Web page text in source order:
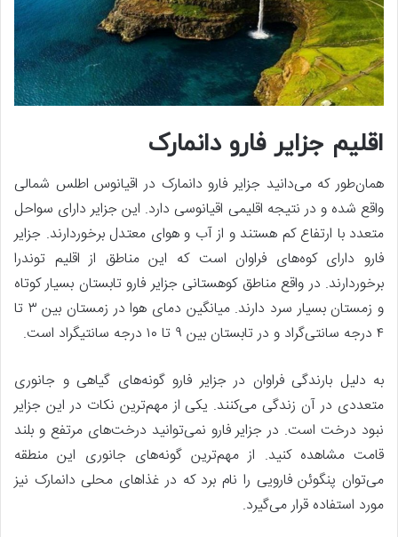
اقلیم جزایر فارو دانمارک
همان‌طور که می‌دانید جزایر فارو دانمارک در اقیانوس اطلس شمالی
واقع شده و در نتیجه اقلیمی اقیانوسی دارد. این جزایر دارای سواحل
متعدد با ارتفاع کم هستند و از آب و هوای معتدل برخوردارند. جزایر
فارو دارای کوه‌های فراوان است که این مناطق از اقلیم توندرا
برخوردارند. در واقع مناطق کوهستانی جزایر فارو تابستان بسیار کوتاه
و زمستان بسیار سرد دارند. میانگین دمای هوا در زمستان بین ۳ تا
۴ درجه سانتی‌گراد و در تابستان بین ۹ تا ۱۰ درجه سانتیگراد است.
به دلیل بارندگی فراوان در جزایر فارو گونه‌های گیاهی و جانوری
متعددی در آن زندگی می‌کنند. یکی از مهم‌ترین نکات در این جزایر
نبود درخت است. در جزایر فارو نمی‌توانید درخت‌های مرتفع و بلند
قامت مشاهده کنید. از مهم‌ترین گونه‌های جانوری این منطقه
می‌توان پنگوئن فارویی را نام برد که در غذاهای محلی دانمارک نیز
مورد استفاده قرار می‌گیرد.